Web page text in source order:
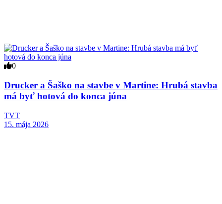
0
Drucker a Šaško na stavbe v Martine: Hrubá stavba
má byť hotová do konca júna
TVT
15. mája 2026